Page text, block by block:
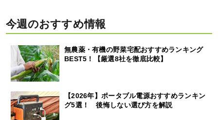
今週のおすすめ情報
無農薬・有機の野菜宅配おすすめランキング
BEST5！【厳選8社を徹底比較】
【2026年】ポータブル電源おすすめランキン
グ5選！ 後悔しない選び方を解説